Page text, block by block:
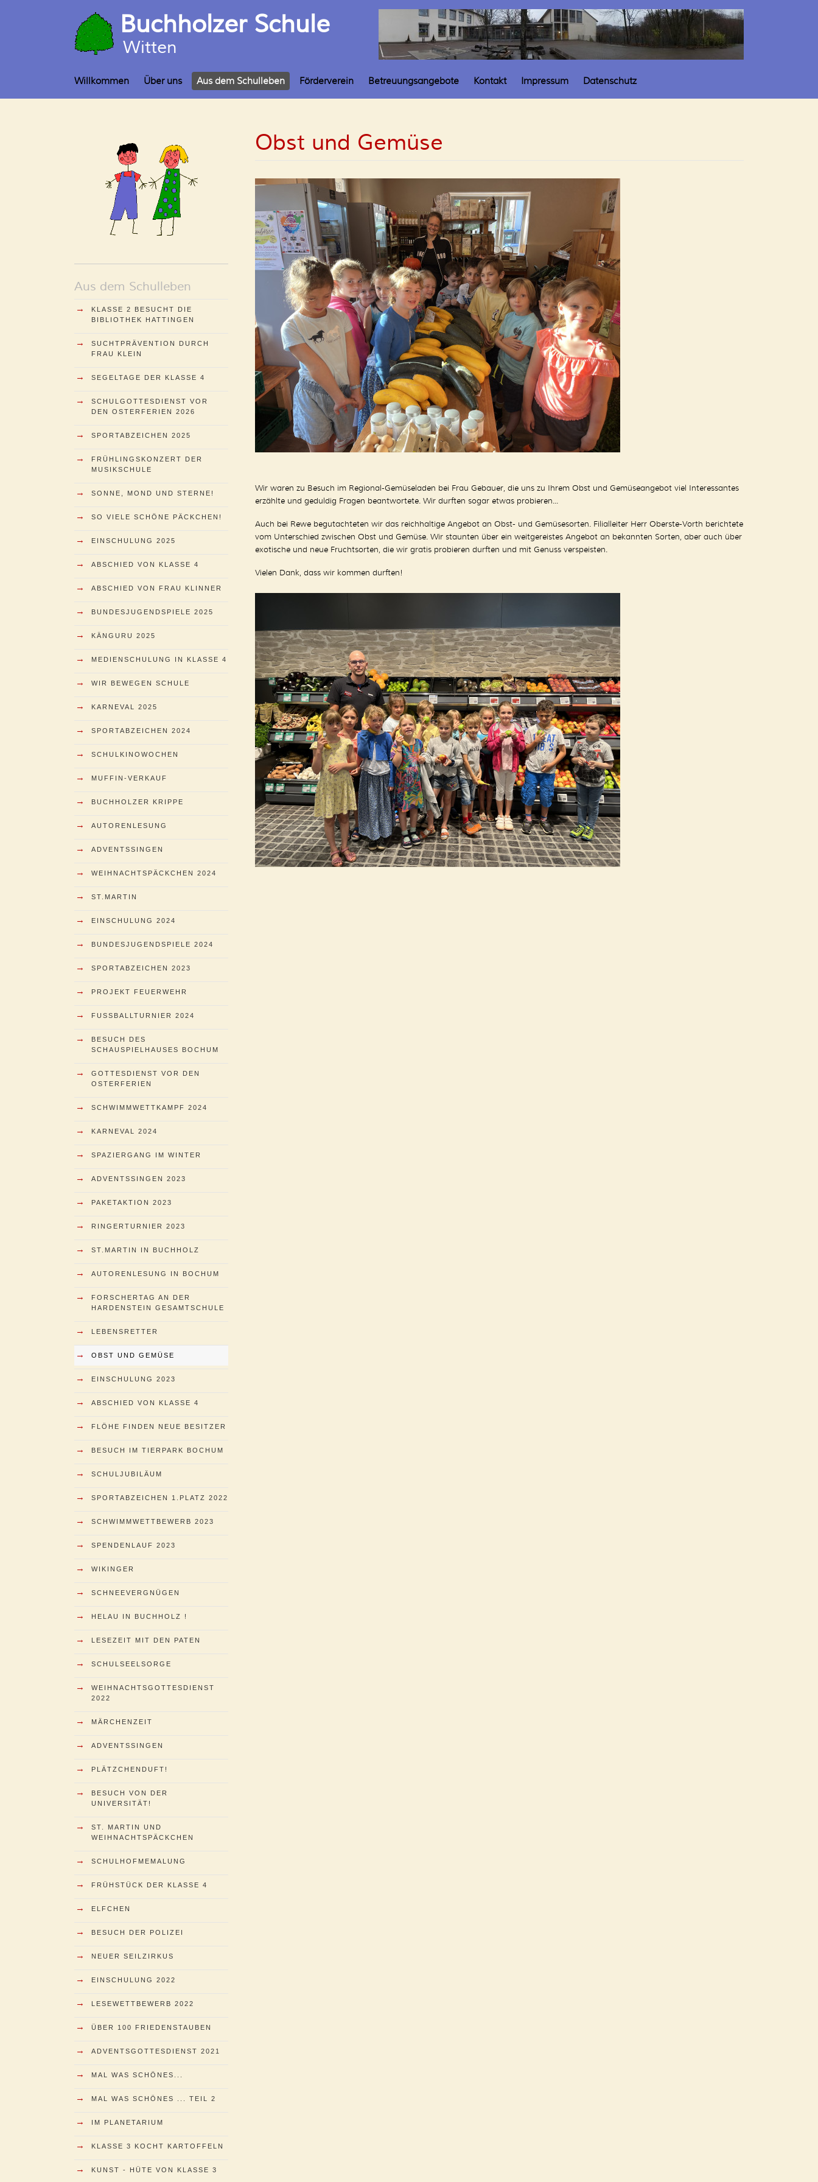
Buchholzer Schule
Witten
Willkommen Über uns Aus dem Schulleben Förderverein Betreuungsangebote Kontakt Impressum Datenschutz
Obst und Gemüse
Wir waren zu Besuch im Regional-Gemüseladen bei Frau Gebauer, die uns zu Ihrem Obst und Gemüseangebot viel Interessantes
erzählte und geduldig Fragen beantwortete. Wir durften sogar etwas probieren...
Auch bei Rewe begutachteten wir das reichhaltige Angebot an Obst- und Gemüsesorten. Filialleiter Herr Oberste-Vorth berichtete
vom Unterschied zwischen Obst und Gemüse. Wir staunten über ein weitgereistes Angebot an bekannten Sorten, aber auch über
exotische und neue Fruchtsorten, die wir gratis probieren durften und mit Genuss verspeisten.
Vielen Dank, dass wir kommen durften!
Aus dem Schulleben
→
KLASSE 2 BESUCHT DIE
BIBLIOTHEK HATTINGEN
→
SUCHTPRÄVENTION DURCH
FRAU KLEIN
→ SEGELTAGE DER KLASSE 4
→
SCHULGOTTESDIENST VOR
DEN OSTERFERIEN 2026
→ SPORTABZEICHEN 2025
→
FRÜHLINGSKONZERT DER
MUSIKSCHULE
→ SONNE, MOND UND STERNE!
→ SO VIELE SCHÖNE PÄCKCHEN!
→ EINSCHULUNG 2025
→ ABSCHIED VON KLASSE 4
→ ABSCHIED VON FRAU KLINNER
→ BUNDESJUGENDSPIELE 2025
→ KÄNGURU 2025
→ MEDIENSCHULUNG IN KLASSE 4
→ WIR BEWEGEN SCHULE
→ KARNEVAL 2025
→ SPORTABZEICHEN 2024
→ SCHULKINOWOCHEN
→ MUFFIN-VERKAUF
→ BUCHHOLZER KRIPPE
→ AUTORENLESUNG
→ ADVENTSSINGEN
→ WEIHNACHTSPÄCKCHEN 2024
→ ST.MARTIN
→ EINSCHULUNG 2024
→ BUNDESJUGENDSPIELE 2024
→ SPORTABZEICHEN 2023
→ PROJEKT FEUERWEHR
→ FUSSBALLTURNIER 2024
→
BESUCH DES
SCHAUSPIELHAUSES BOCHUM
→
GOTTESDIENST VOR DEN
OSTERFERIEN
→ SCHWIMMWETTKAMPF 2024
→ KARNEVAL 2024
→ SPAZIERGANG IM WINTER
→ ADVENTSSINGEN 2023
→ PAKETAKTION 2023
→ RINGERTURNIER 2023
→ ST.MARTIN IN BUCHHOLZ
→ AUTORENLESUNG IN BOCHUM
→
FORSCHERTAG AN DER
HARDENSTEIN GESAMTSCHULE
→ LEBENSRETTER
→ OBST UND GEMÜSE
→ EINSCHULUNG 2023
→ ABSCHIED VON KLASSE 4
→ FLÖHE FINDEN NEUE BESITZER
→ BESUCH IM TIERPARK BOCHUM
→ SCHULJUBILÄUM
→ SPORTABZEICHEN 1.PLATZ 2022
→ SCHWIMMWETTBEWERB 2023
→ SPENDENLAUF 2023
→ WIKINGER
→ SCHNEEVERGNÜGEN
→ HELAU IN BUCHHOLZ !
→ LESEZEIT MIT DEN PATEN
→ SCHULSEELSORGE
→
WEIHNACHTSGOTTESDIENST
2022
→ MÄRCHENZEIT
→ ADVENTSSINGEN
→ PLÄTZCHENDUFT!
→
BESUCH VON DER
UNIVERSITÄT!
→
ST. MARTIN UND
WEIHNACHTSPÄCKCHEN
→ SCHULHOFMEMALUNG
→ FRÜHSTÜCK DER KLASSE 4
→ ELFCHEN
→ BESUCH DER POLIZEI
→ NEUER SEILZIRKUS
→ EINSCHULUNG 2022
→ LESEWETTBEWERB 2022
→ ÜBER 100 FRIEDENSTAUBEN
→ ADVENTSGOTTESDIENST 2021
→ MAL WAS SCHÖNES...
→ MAL WAS SCHÖNES ... TEIL 2
→ IM PLANETARIUM
→ KLASSE 3 KOCHT KARTOFFELN
→ KUNST - HÜTE VON KLASSE 3